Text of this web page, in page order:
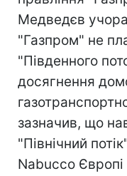
Медведєв
"Газпром" не
"Південного
досягнення
зазначив, що
"Північний
Nabucco